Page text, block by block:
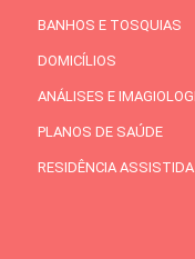
BANHOS E TOSQUIAS
DOMICÍLIOS
ANÁLISES E
PLANOS DE SAÚDE
RESIDÊNCIA ASSISTIDA